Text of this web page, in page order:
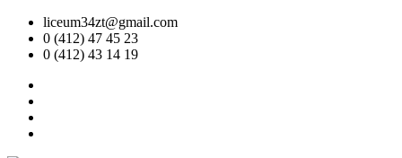
liceum34zt@gmail.com
0 (412) 47 45 23
0 (412) 43 14 19